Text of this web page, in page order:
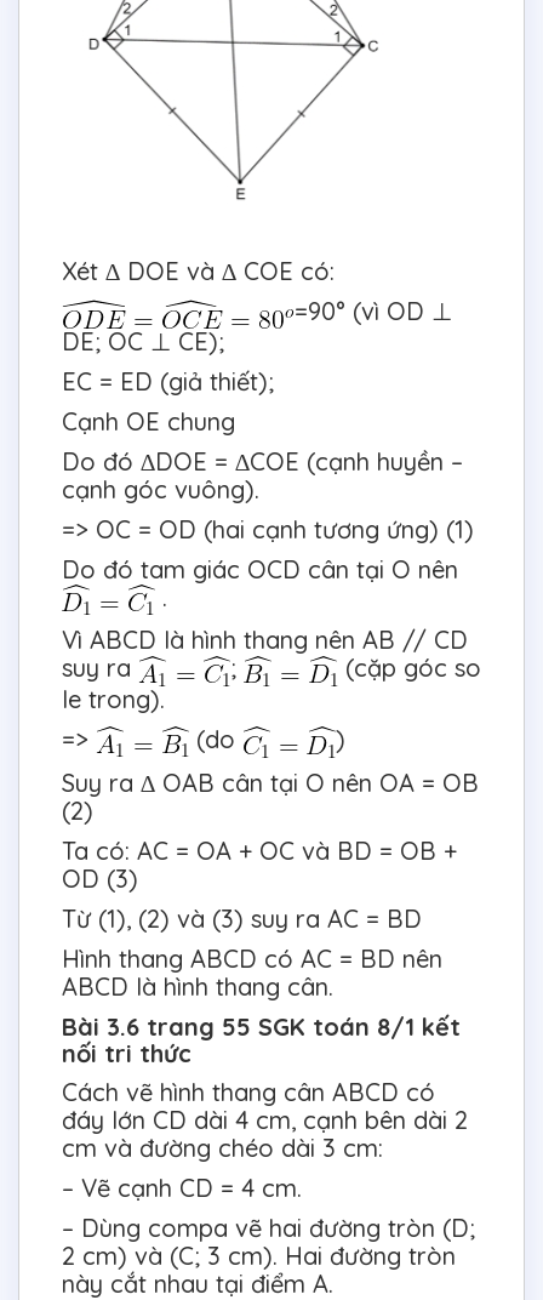
Xét ∆ DOE và ∆ COE có:
=90° (vì OD ⊥
DE; OC ⊥ CE);
EC = ED (giả thiết);
Cạnh OE chung
Do đó ∆DOE = ∆COE (cạnh huyền –
cạnh góc vuông).
=> OC = OD (hai cạnh tương ứng) (1)
Do đó tam giác OCD cân tại O nên
.
Vì ABCD là hình thang nên AB // CD
suy ra
;
(cặp góc so
le trong).
=>
(do
)
Suy ra ∆ OAB cân tại O nên OA = OB
(2)
Ta có: AC = OA + OC và BD = OB +
OD (3)
Từ (1), (2) và (3) suy ra AC = BD
Hình thang ABCD có AC = BD nên
ABCD là hình thang cân.
Bài 3.6 trang 55 SGK toán 8/1 kết
nối tri thức
Cách vẽ hình thang cân ABCD có
đáy lớn CD dài 4 cm, cạnh bên dài 2
cm và đường chéo dài 3 cm:
– Vẽ cạnh CD = 4 cm.
– Dùng compa vẽ hai đường tròn (D;
2 cm) và (C; 3 cm). Hai đường tròn
này cắt nhau tại điểm A.